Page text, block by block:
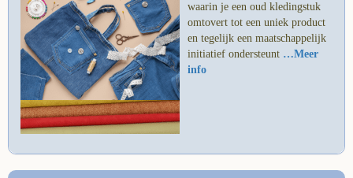
waarin je een oud kledingstuk
omtovert tot een uniek product
en tegelijk een maatschappelijk
initiatief ondersteunt …Meer
info